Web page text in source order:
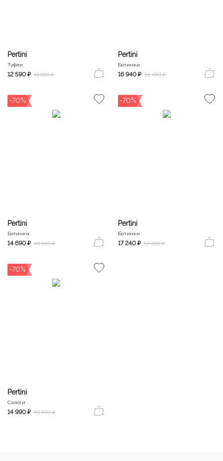
Pertini
Туфли
12 590 ₽ 41 990 ₽
Pertini
Ботинки
16 940 ₽ 56 490 ₽
-70%
Pertini
Ботинки
14 690 ₽ 48 990 ₽
-70%
Pertini
Ботинки
17 240 ₽ 57 490 ₽
-70%
Pertini
Сапоги
14 990 ₽ 49 990 ₽